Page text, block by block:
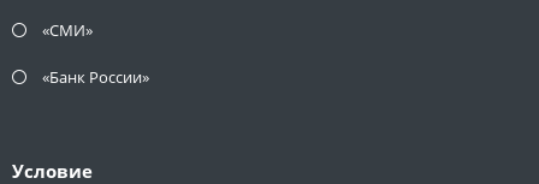
«СМИ»
«Банк России»
Условие